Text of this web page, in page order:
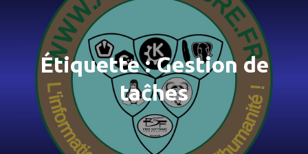
Étiquette :Gestion de
taĉhes